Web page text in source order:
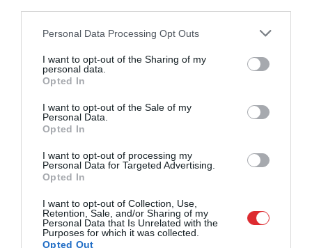
Please note that this website/app uses one or more Google
not limited to your visit or usage behaviour. You may click to
grant or deny consent to Google and its third-party tags to
use your data for below specified purposes in below Google
consent section.
Personal Data Processing Opt Outs
I want to opt-out of the Sharing of my
personal data.
Opted In
I want to opt-out of the Sale of my
Personal Data.
Opted In
I want to opt-out of processing my
Personal Data for Targeted Advertising.
Opted In
I want to opt-out of Collection, Use,
Retention, Sale, and/or Sharing of my
Personal Data that Is Unrelated with the
Purposes for which it was collected.
Opted Out
Latvijas U-18 basketbolistēm neizdodas
vietu
direktoram man šķiet, ka viņš vēl